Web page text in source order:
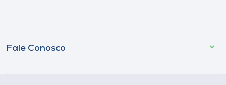
Fale Conosco